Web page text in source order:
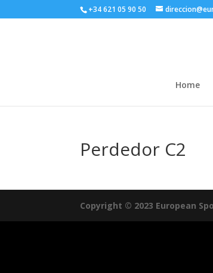
+34 621 05 90 50
Home
Perdedor C2
Copyright © 2023 European